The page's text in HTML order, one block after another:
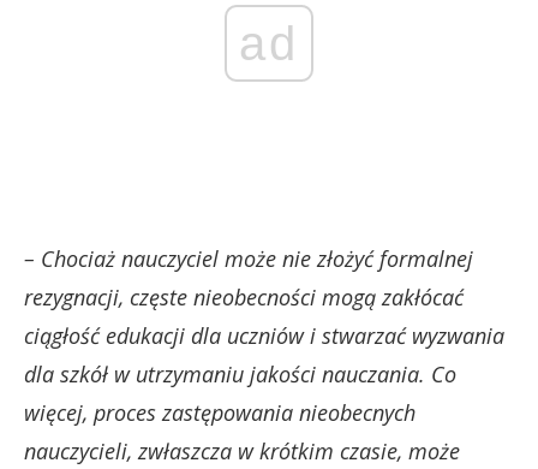
ad
– Chociaż nauczyciel może nie złożyć formalnej
rezygnacji, częste nieobecności mogą zakłócać
ciągłość edukacji dla uczniów i stwarzać wyzwania
dla szkół w utrzymaniu jakości nauczania. Co
więcej, proces zastępowania nieobecnych
nauczycieli, zwłaszcza w krótkim czasie, może